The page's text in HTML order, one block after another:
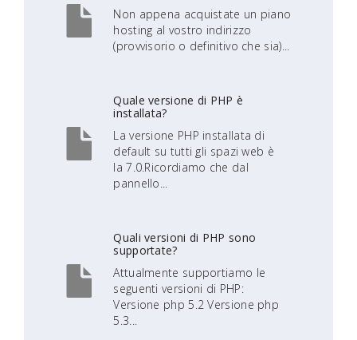
Non appena acquistate un piano
hosting al vostro indirizzo
(provvisorio o definitivo che sia)...
Quale versione di PHP è
installata?
La versione PHP installata di
default su tutti gli spazi web è
la 7.0.Ricordiamo che dal
pannello...
Quali versioni di PHP sono
supportate?
Attualmente supportiamo le
seguenti versioni di PHP:
Versione php 5.2 Versione php
5.3...